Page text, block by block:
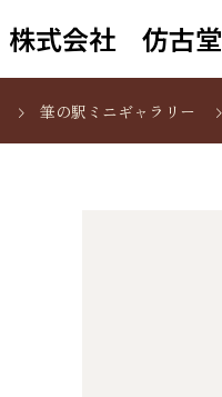
株式会社 仿古堂
筆の駅ミニギャラリー